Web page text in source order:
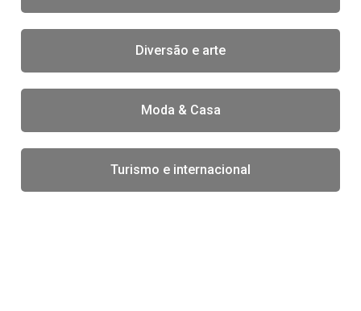
Diversão e arte
Moda & Casa
Turismo e internacional